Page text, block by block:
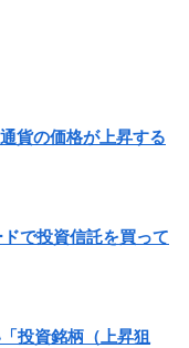
貨の価格が上昇する
で投資信託を買って
投資銘柄（上昇狙